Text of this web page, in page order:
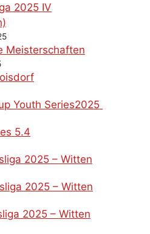
2025 IV
Meisterschaften
Youth Series2025
5.4
2025 – Witten
2025 – Witten
2025 – Witten